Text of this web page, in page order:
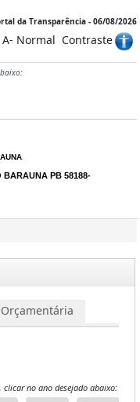
da Transparência - 06/08/2026
A- Normal Contraste
BARAUNA PB 58188-
no ano desejado abaixo: